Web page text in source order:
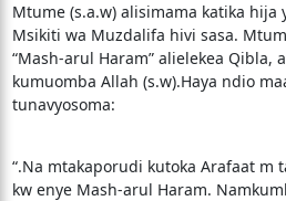
Mtume (s.a.w) alisimama katika hija
Msikiti wa Muzdalifa hivi sasa.
“Mash-arul Haram” alielekea Qibla,
kumuomba Allah (s.w).Haya ndio
tunavyosoma:
“.Na mtakaporudi kutoka Arafaat m
kw enye Mash-arul Haram.